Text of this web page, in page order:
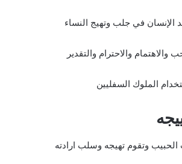
الإنسان في جلب وتهيج النساء
والاحترام والتقدير
الملوك السفليين
الحبيب وتقوم تهيجه وسلب ارادته